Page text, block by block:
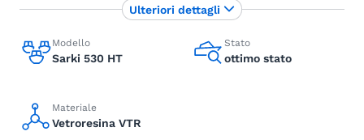
Modello
Sarki 530 HT
Stato
ottimo stato
Materiale
Vetroresina VTR
Ulteriori dettagli